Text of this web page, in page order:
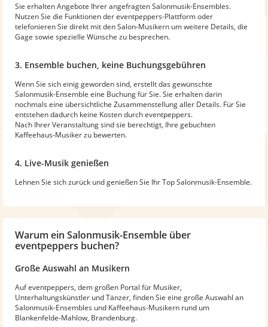
Sie erhalten Angebote Ihrer angefragten Salonmusik-Ensembles.
Nutzen Sie die Funktionen der eventpeppers-Plattform oder
telefonieren Sie direkt mit den Salon-Musikern um weitere Details, die
Gage sowie spezielle Wünsche zu besprechen.
3. Ensemble buchen, keine Buchungsgebühren
Wenn Sie sich einig geworden sind, erstellt das gewünschte
Salonmusik-Ensemble eine Buchung für Sie. Sie erhalten darin
nochmals eine übersichtliche Zusammenstellung aller Details. Für Sie
entstehen dadurch keine Kosten durch eventpeppers.
Nach Ihrer Veranstaltung sind sie berechtigt, Ihre gebuchten
Kaffeehaus-Musiker zu bewerten.
4. Live-Musik genießen
Lehnen Sie sich zurück und genießen Sie Ihr Top Salonmusik-Ensemble.
Warum ein Salonmusik-Ensemble über
eventpeppers buchen?
Große Auswahl an Musikern
Auf eventpeppers, dem großen Portal für Musiker,
Unterhaltungskünstler und Tänzer, finden Sie eine große Auswahl an
Salonmusik-Ensembles und Kaffeehaus-Musikern rund um
Blankenfelde-Mahlow, Brandenburg.